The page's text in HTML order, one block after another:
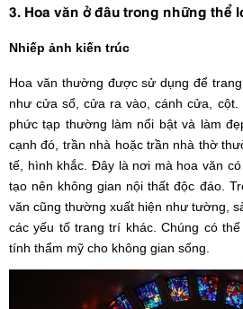
3. Hoa văn ở đâu trong những thể
Nhiếp ảnh kiến trúc
Hoa văn thường được sử dụng để
như cửa sổ, cửa ra vào, cánh cửa, cột.
phức tạp thường làm nổi bật và làm
cạnh đó, trần nhà hoặc trần nhà thờ
tế, hình khắc. Đây là nơi mà hoa văn
tạo nên không gian nội thất độc đáo.
văn cũng thường xuất hiện như tường,
các yếu tố trang trí khác. Chúng có
tính thẩm mỹ cho không gian sống.